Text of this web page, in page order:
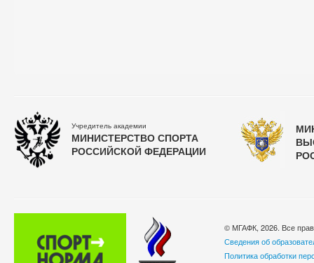
Учредитель академии
МИНИСТЕРСТВО СПОРТА
РОССИЙСКОЙ ФЕДЕРАЦИИ
© МГАФК, 2026. Все
Сведения об
Политика обработки